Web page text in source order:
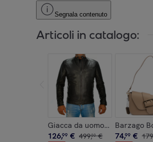
Segnala contenuto
Articoli in catalogo:
Giacca da uomo in vera pelle.
126,99 € 499,00 €
Barzago
74,99 € 179